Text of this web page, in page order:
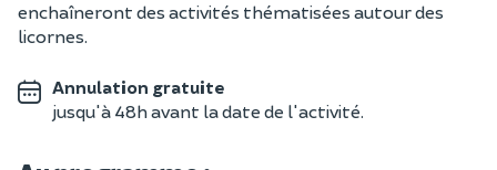
enchaîneront des activités thématisées autour des
licornes.
Annulation gratuite
jusqu'à 48h avant la date de l'activité.